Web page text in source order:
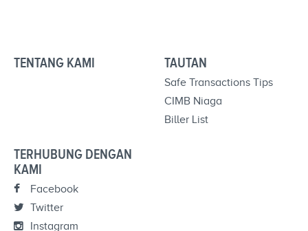
TENTANG KAMI TAUTAN
Safe Transactions Tips
CIMB Niaga
Biller List
TERHUBUNG DENGAN
KAMI
Facebook
Twitter
Instagram